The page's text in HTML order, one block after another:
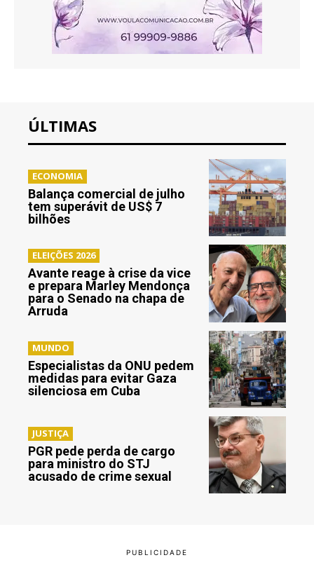
ÚLTIMAS
ECONOMIA
Balança comercial de julho
tem superávit de US$ 7
bilhões
ELEIÇÕES 2026
Avante reage à crise da vice
e prepara Marley Mendonça
para o Senado na chapa de
Arruda
MUNDO
Especialistas da ONU pedem
medidas para evitar Gaza
silenciosa em Cuba
JUSTIÇA
PGR pede perda de cargo
para ministro do STJ
acusado de crime sexual